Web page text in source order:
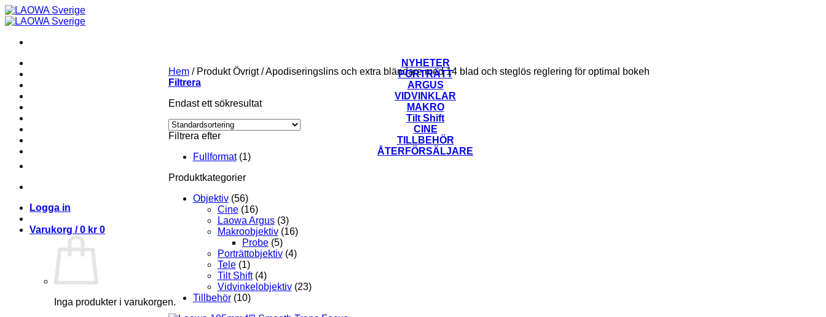
Skip
to
NYHETER
PORTRÄTT
ARGUS
VIDVINKLAR
MAKRO
Tilt Shift
CINE
TILLBEHÖR
ÅTERFÖRSÄLJARE
Logga in
Varukorg /0 kr 0
Inga produkter i varukorgen.
Hem /Produkt Övrigt/Apodiseringslins och extra bländare med 14 blad och steglös reglering för optimal bokeh
Filtrera
Endast ett sökresultat
Filtrera efter
Fullformat (1)
Produktkategorier
Objektiv (56)
Cine (16)
Laowa Argus (3)
Makroobjektiv (16)
Probe (5)
Porträttobjektiv (4)
Tele (1)
Tilt Shift (4)
Vidvinkelobjektiv (23)
Tillbehör (10)